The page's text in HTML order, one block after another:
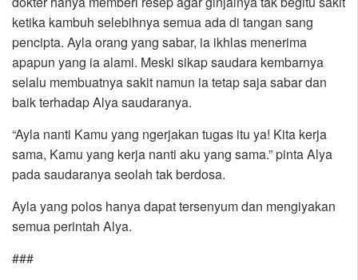
ketika kambuh selebihnya semua ada di tangan sang
pencipta. Ayla orang yang sabar, ia ikhlas menerima
apapun yang ia alami. Meski sikap saudara kembarnya
selalu membuatnya sakit namun ia tetap saja sabar dan
baik terhadap Alya saudaranya.
“Ayla nanti Kamu yang ngerjakan tugas itu ya! Kita kerja
sama, Kamu yang kerja nanti aku yang sama.” pinta Alya
pada saudaranya seolah tak berdosa.
Ayla yang polos hanya dapat tersenyum dan mengiyakan
semua perintah Alya.
###